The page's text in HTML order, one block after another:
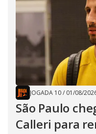
JOGADA 10/ 01/08/
São Paulo
Calleri para